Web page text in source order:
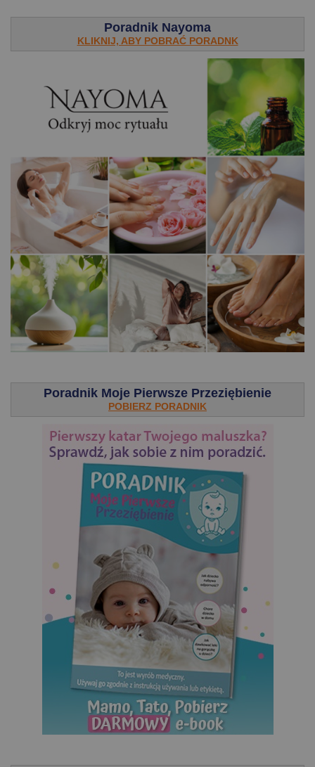
Poradnik Nayoma
KLIKNIJ, ABY POBRAĆ PORADNK
Poradnik Moje Pierwsze Przeziębienie
POBIERZ PORADNIK